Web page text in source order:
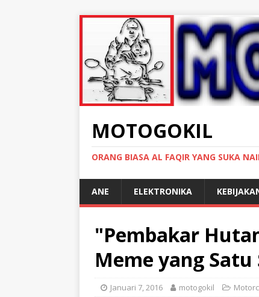
MOTOGOKIL
ORANG BIASA AL FAQIR YANG SUKA
ANE ELEKTRONIKA
"Pembakar
Meme yang
Januari 7, 2016 motogokil